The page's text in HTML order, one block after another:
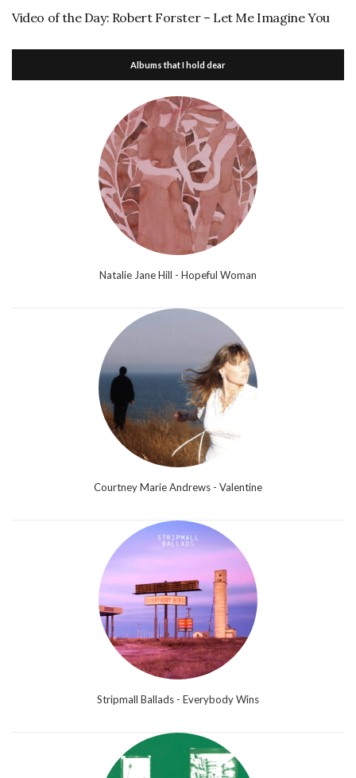
Video of the Day: Robert Forster – Let Me Imagine You
Albums that I hold dear
Natalie Jane Hill - Hopeful Woman
Courtney Marie Andrews - Valentine
Stripmall Ballads - Everybody Wins